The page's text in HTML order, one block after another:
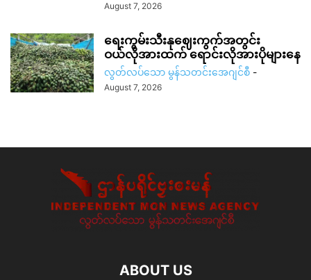
August 7, 2026
ရေးကွမ်းသီးနုဈေးကွက်အတွင်း
ဝယ်လိုအားထက် ရောင်းလိုအားပိုများနေ
လွတ်လပ်သော မွန်သတင်းအေဂျင်စီ -
August 7, 2026
ABOUT US